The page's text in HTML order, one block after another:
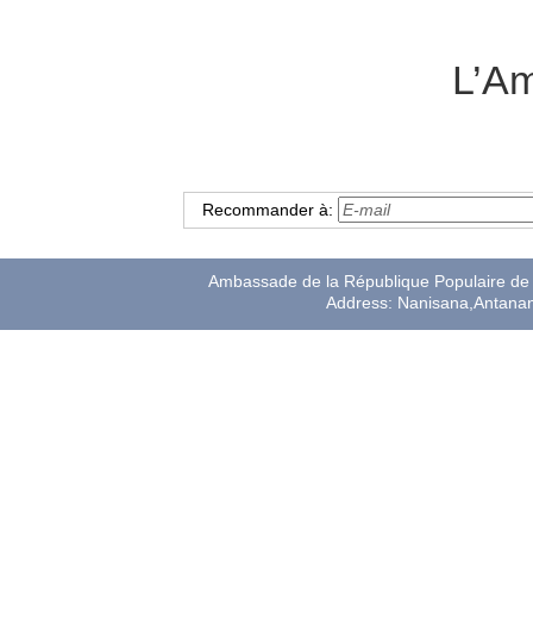
Recommander à:
Ambassade de la République Populaire
Address: